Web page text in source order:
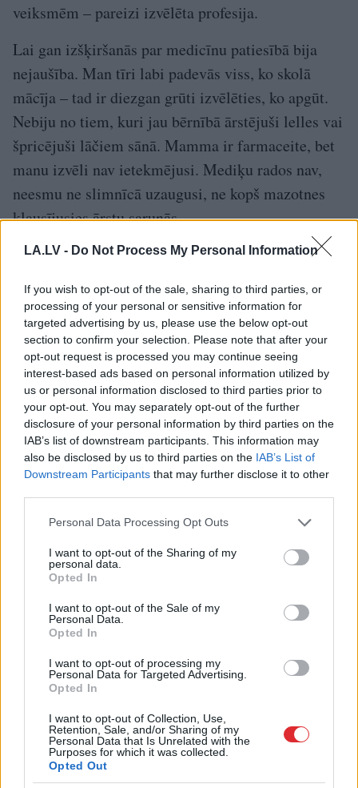
LA.LV - Do Not Process My Personal Information
If you wish to opt-out of the sale, sharing to third parties, or
processing of your personal or sensitive information for
targeted advertising by us, please use the below opt-out
section to confirm your selection. Please note that after your
opt-out request is processed you may continue seeing
interest-based ads based on personal information utilized by
us or personal information disclosed to third parties prior to
your opt-out. You may separately opt-out of the further
disclosure of your personal information by third parties on the
IAB’s list of downstream participants. This information may
also be disclosed by us to third parties on the IAB’s List of
Downstream Participants that may further disclose it to other
Please note that this website/app uses one or more Google
not limited to your visit or usage behaviour. You may click to
grant or deny consent to Google and its third-party tags to
use your data for below specified purposes in below Google
consent section.
Personal Data Processing Opt Outs
I want to opt-out of the Sharing of my
personal data.
Opted In
I want to opt-out of the Sale of my
Personal Data.
Opted In
I want to opt-out of processing my
Personal Data for Targeted Advertising.
Opted In
I want to opt-out of Collection, Use,
Retention, Sale, and/or Sharing of my
Personal Data that Is Unrelated with the
Purposes for which it was collected.
Opted Out
veiksmēm – pareizi izvēlēta profesija.
Lai gan izšķiršanās par medicīnu patiesībā bija
nejaušība. Man tīri labi padevās viss, ko skolā
mācīja – tad ir diezgan grūti izvēlēties, ko apgūt.
Nebiju no tiem, kuri jau bērnībā ārstējuši lelles vai
špricējuši lāčiem sānā. Mamma ir farmaceite, bet
manu izvēli nav ietekmējusi. Mediķu rados nav,
neesmu ne slimnīcā uzaugusi, ne kopš mazotnes
klausījusies ārstu sarunās.
– Kas tad ievirzīja uz medicīnu?
– Vasarā pēc desmitās klases nokļuvu slimnīcā –
krītot no riteņa, sasitu kāju. Vajadzēja operēt celi.
Operācija bija veiksmīga, to veica divi dakteri –
viens pieredzējis ārsts un kopā ar viņu jauns
kolēģis, kurš vēlāk kļuva par spožu ķirurgu. Likās:
tik brīnišķīgs darbs – cilvēks atnāk klibs, viņu
izoperē – un aiziet vesels. Tas bija tāds impulss:
varbūt te ir mana īstā vieta, varbūt jāizvēlas studēt
medicīnu.Ārsts redz sava darba rezultātu, pacients,
Turklāt tolaik tā bija prestiža profesija.
Mācoties vidusskolā, vairāk biju noskaņota kļūt
citādi.
specialitā ti – kļuvu par plaušu ārsti.
– Kā tā?
– Saslimu ar tuberkulozi. Knapi izdzīvoju pēc
dzemdībām. Tas bija šoks visai ģimenei.